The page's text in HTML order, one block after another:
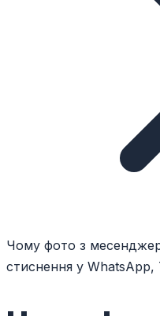
Чому фото з
стиснення у WhatsApp,